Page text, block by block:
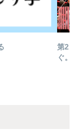
楽で世界を繋
込